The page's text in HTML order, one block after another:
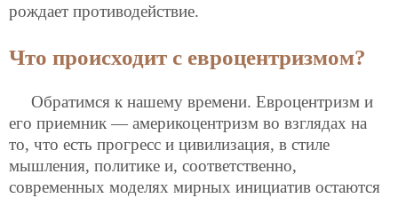
рождает противодействие.
Что происходит с евроцентризмом?
Обратимся к нашему времени. Евроцентризм и
его приемник — америкоцентризм во взглядах на
то, что есть прогресс и цивилизация, в стиле
мышления, политике и, соответственно,
современных моделях мирных инициатив остаются